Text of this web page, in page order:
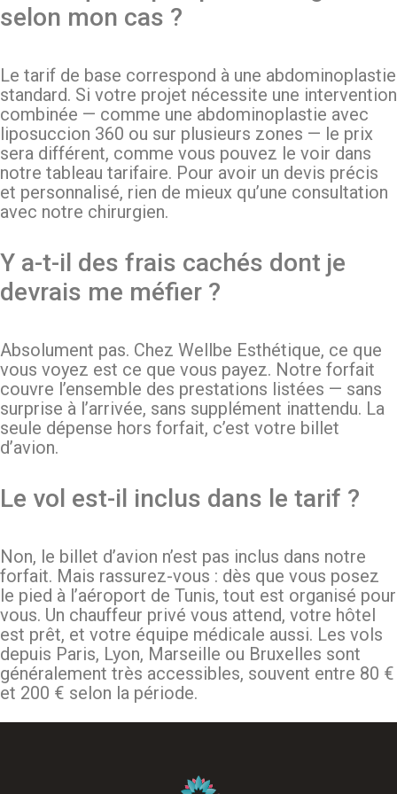
selon mon cas ?
Le tarif de base correspond à une abdominoplastie
standard. Si votre projet nécessite une intervention
combinée — comme une abdominoplastie avec
liposuccion 360 ou sur plusieurs zones — le prix
sera différent, comme vous pouvez le voir dans
notre tableau tarifaire. Pour avoir un devis précis
et personnalisé, rien de mieux qu’une consultation
avec notre chirurgien.
Y a-t-il des frais cachés dont je
devrais me méfier ?
Absolument pas. Chez Wellbe Esthétique, ce que
vous voyez est ce que vous payez. Notre forfait
couvre l’ensemble des prestations listées — sans
surprise à l’arrivée, sans supplément inattendu. La
seule dépense hors forfait, c’est votre billet
d’avion.
Le vol est-il inclus dans le tarif ?
Non, le billet d’avion n’est pas inclus dans notre
forfait. Mais rassurez-vous : dès que vous posez
le pied à l’aéroport de Tunis, tout est organisé pour
vous. Un chauffeur privé vous attend, votre hôtel
est prêt, et votre équipe médicale aussi. Les vols
depuis Paris, Lyon, Marseille ou Bruxelles sont
généralement très accessibles, souvent entre 80 €
et 200 € selon la période.